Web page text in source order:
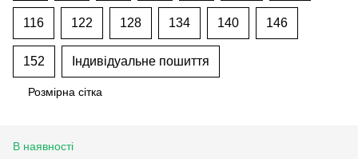
116 122 128 134 140 146
152 Індивідуальне пошиття
Розмірна сітка
В наявності